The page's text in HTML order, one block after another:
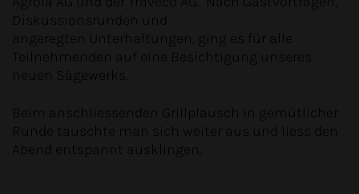
Diskussionsrunden und
angeregten Unterhaltungen, ging es für alle
Teilnehmenden auf eine Besichtigung unseres
neuen Sägewerks.
Beim anschliessenden Grillplausch in gemütlicher
Runde tauschte man sich weiter aus und liess den
Abend entspannt ausklingen.